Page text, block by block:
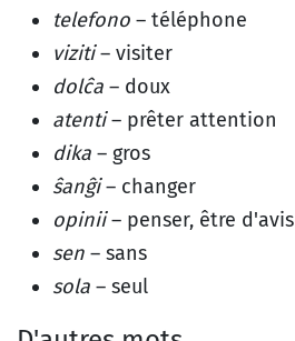
telefono – téléphone
viziti– visiter
dolĉa – doux
atenti– prêter attention
dika – gros
ŝanĝi– changer
opinii– penser, être d'avis
sen – sans
sola – seul